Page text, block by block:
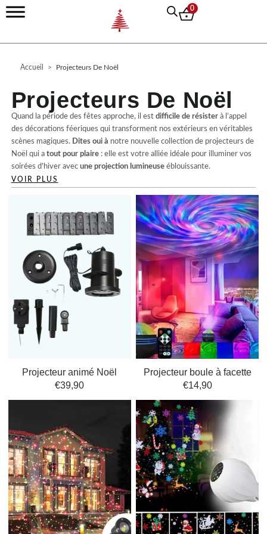
Aller
au
0
Accueil > Projecteurs De Noël
Projecteurs De Noël
Quand la période des fêtes approche, il est difficile de résisterà l’appel
des décorations féeriques qui transforment nos extérieurs en véritables
scènes magiques. Dites oui à notre nouvelle collection de projecteurs de
Noël qui a tout pour plaire: elle est votre alliée idéale pour illuminer vos
soirées d’hiver avec une projection lumineuseéblouissante.
ajouter une dimension spectaculaire à votre jardin, votre façade ou tout
espace extérieur. Chaque modèle de cette collectionévoque
parfaitement l’esprit de Noël en projetant des motifs enchanteurs qui
captivent autant par leur
que par leur ingéniosité.
En optant pour ces projecteurs, vousapportez une touche de magie
directement chez vous. Que ce soit pour un dîner en famille, une soirée
entre amis ou simplement pour le plaisir d’illuminer vos soirées, ces
projecteurs sont
idéaux pour créer une ambiance chaleureuse avecdes
décorations extérieures de Noël
uniques.Craquez pourles modèles qui
proposent
des scènes hivernales
dynamiques et laisse-vous éblouir par
leur
éclairage On apprécie tout autantla façon dont
du plus bel effet sur une table, un sapin ou une étagère,
complétant parfaitement vos guirlandes animées et lanternes.
vous allez adorer l’effet que cela produit. Les projecteurs de Noël
par leur capacité à métamorphoser un simple jardin en
un coin de paradis lumineux.
Voyons comment choisir et utiliser les projecteurs pour créer un univers
féérique extérieur.
Pourquoi installer un
projecteur lumineux pour
VOIR PLUS
Projecteur animé Noël
€39,90
Projecteur boule à facette
€14,90